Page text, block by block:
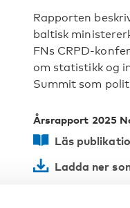
Rapporten
baltisk
FNs CRPD-
om statistikk og
Summit som
Årsrapport 2025
Läs
Ladda ner